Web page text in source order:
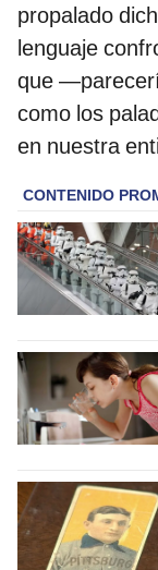
propalado
lenguaje
que
como los
en nuestra